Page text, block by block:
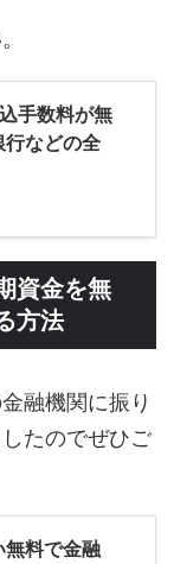
手数料が無
行などの全
資金を無
方法
融機関に振り
たのでぜひご
無料で金融